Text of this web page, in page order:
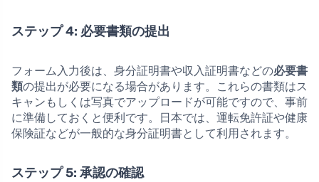
ステップ 4: 必要書類の提出
フォーム入力後は、身分証明書や収入証明書などの必要書
類の提出が必要になる場合があります。これらの書類はス
キャンもしくは写真でアップロードが可能ですので、事前
に準備しておくと便利です。日本では、運転免許証や健康
保険証などが一般的な身分証明書として利用されます。
ステップ 5: 承認の確認